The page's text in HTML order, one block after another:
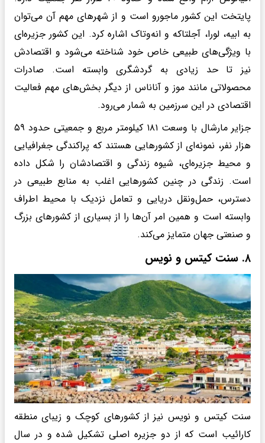
پایتخت این کشور ماجورو است و از شهرهای مهم آن می‌توان
به ابیه، لورا، آجلتاکه و انه‌وتاک اشاره کرد. این کشور جزیره‌ای
با ویژگی‌های طبیعی خاص خود شناخته می‌شود و اقتصادش
نیز تا حد زیادی به گردشگری وابسته است. صادرات
محصولاتی مانند موز و آناناس از دیگر بخش‌های مهم فعالیت
اقتصادی در این سرزمین به شمار می‌رود.
جزایر مارشال با وسعت ۱۸۱ کیلومتر مربع و جمعیتی حدود ۵۹
هزار نفر، نمونه‌ای از کشورهایی هستند که پراکندگی جغرافیایی
و محیط جزیره‌ای، شیوه زندگی و اقتصادشان را شکل داده
است. زندگی در چنین کشورهایی اغلب به منابع طبیعی در
دسترس، حمل‌ونقل دریایی و تعامل نزدیک با محیط اطراف
وابسته است و همین امر آن‌ها را از بسیاری از کشورهای بزرگ
و صنعتی جهان متمایز می‌کند.
۸. سنت کیتس و نویس
سنت کیتس و نویس نیز از کشورهای کوچک و زیبای منطقه
کارائیب است که از دو جزیره اصلی تشکیل شده و در سال